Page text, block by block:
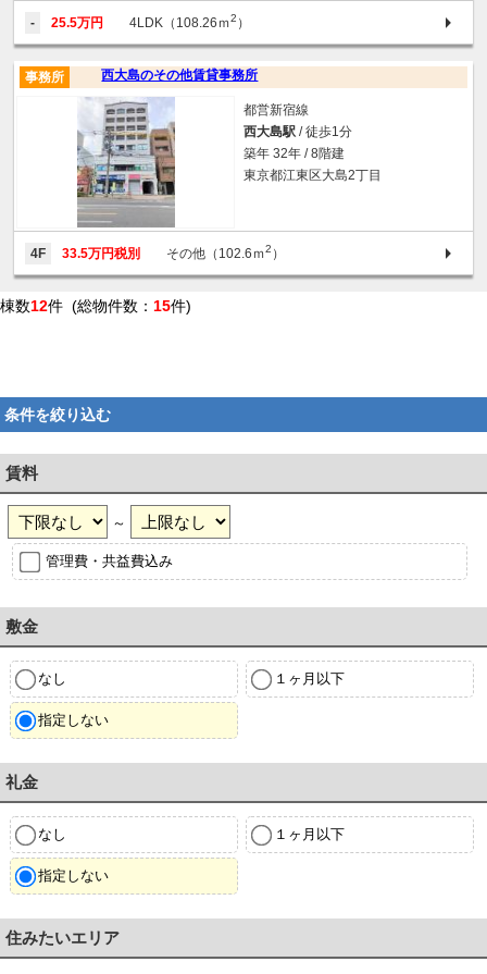
- 25.5万円 4LDK（108.26ｍ2 ）
西大島のその他賃貸事務所
事務所
都営新宿線
西大島駅 / 徒歩1分
築年 32年 / 8階建
東京都江東区大島2丁目
4F 33.5万円税別 その他（102.6ｍ2 ）
棟数12件 (総物件数： 15件)
条件を絞り込む
賃料
～
管理費・共益費込み
敷金
なし １ヶ月以下
指定しない
礼金
なし １ヶ月以下
指定しない
住みたいエリア